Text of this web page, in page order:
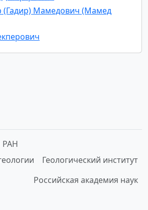
(Гадир) Мамедович (Мамед
РАН
Геологический институт
Российская академия наук